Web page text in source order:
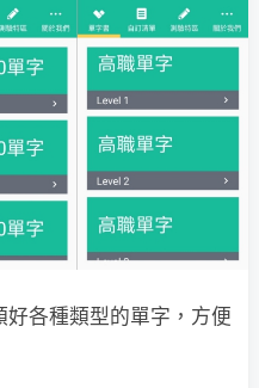
各種類型的單字，方便